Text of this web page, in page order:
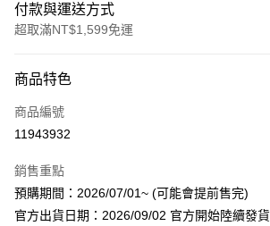
付款與運送方式
超取滿NT$1,599免運
信用卡一次付款
超商取貨付款
Apple Pay
街口支付
商品特色
商品編號
11943932
銷售重點
預購期間：2026/07/01~ (可能會提前售完)
官方出貨日期：2026/09/02 官方開始陸續發貨